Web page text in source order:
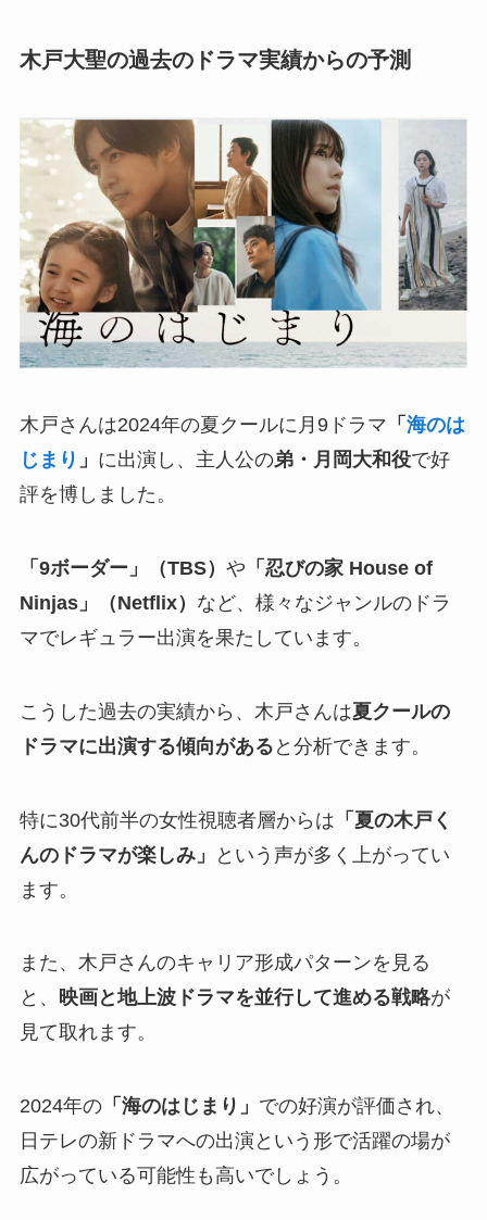
木戸大聖の過去のドラマ実績からの予測
木戸さんは2024年の夏クールに月9ドラマ 「 海のは
じまり 」 に出演し、主人公の弟・月岡大和役で好
評を博しました。
「9ボーダー」（TBS） や 「忍びの家 House of
Ninjas」（Netflix） など、様々なジャンルのドラ
マでレギュラー出演を果たしています。
こうした過去の実績から、木戸さんは夏クールの
ドラマに出演する傾向がある と分析できます。
特に30代前半の女性視聴者層からは 「夏の木戸く
んのドラマが楽しみ」
という声が多く上がってい
ます。
また、木戸さんのキャリア形成パターンを見る
と、 映画と地上波ドラマを並行して進める戦略が
見て取れます。
2024年の「海のはじまり」 での好演が評価され、
日テレの新ドラマへの出演という形で活躍の場が
広がっている可能性も高いでしょう。